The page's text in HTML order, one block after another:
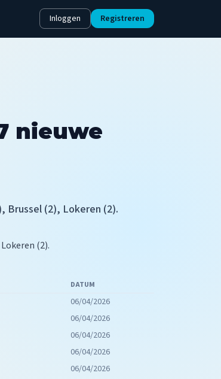
Inloggen Registreren
nieuwe
Brussel (2), Lokeren (2).
(2).
DATUM
06/04/2026
06/04/2026
06/04/2026
06/04/2026
06/04/2026